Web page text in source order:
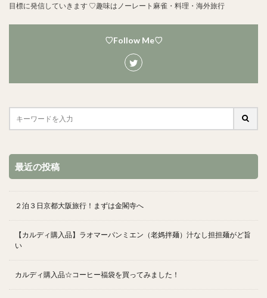
目標に発信していきます ♡趣味はノーレート麻雀・料理・海外旅行
♡Follow Me♡
最近の投稿
２泊３日京都大阪旅行！まずは金閣寺へ
【カルディ購入品】ラオマーパンミエン（老媽拌麺）汁なし担担麺がど旨
い
カルディ購入品☆コーヒー福袋を買ってみました！